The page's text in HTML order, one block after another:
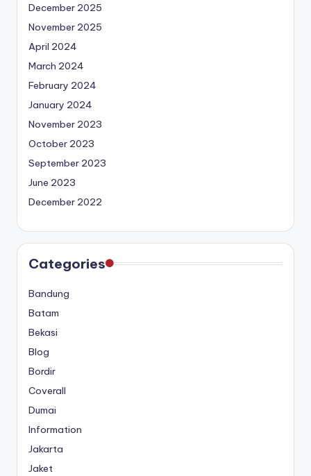
December 2025
November 2025
April 2024
March 2024
February 2024
January 2024
November 2023
October 2023
September 2023
June 2023
December 2022
Categories
Bandung
Batam
Bekasi
Blog
Bordir
Coverall
Dumai
Information
Jakarta
Jaket